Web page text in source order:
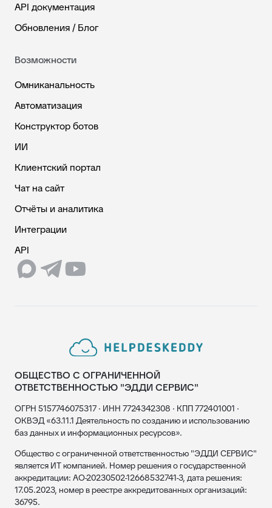
API документация
Обновления / Блог
Возможности
Омниканальность
Автоматизация
Конструктор ботов
ИИ
Клиентский портал
Чат на сайт
Отчёты и аналитика
Интеграции
API
ОБЩЕСТВО С ОГРАНИЧЕННОЙ
ОТВЕТСТВЕННОСТЬЮ "ЭДДИ СЕРВИС"
ОГРН 5157746075317 · ИНН 7724342308 · КПП 772401001 ·
ОКВЭД «63.11.1 Деятельность по созданию и использованию
баз данных и информационных ресурсов».
Общество с ограниченной ответственностью "ЭДДИ СЕРВИС"
является ИТ компанией. Номер решения о государственной
аккредитации: АО-20230502-12668532741-3, дата решения:
17.05.2023, номер в реестре аккредитованных организаций:
36795.